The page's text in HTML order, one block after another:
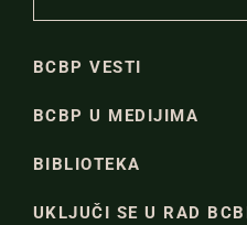
BCBP VESTI
BCBP U MEDIJIMA
BIBLIOTEKA
UKLJUČI SE U RAD